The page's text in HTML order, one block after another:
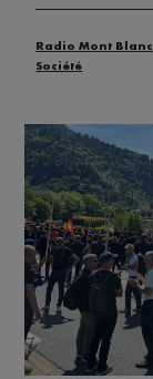
Radio Mont Blanc
Société